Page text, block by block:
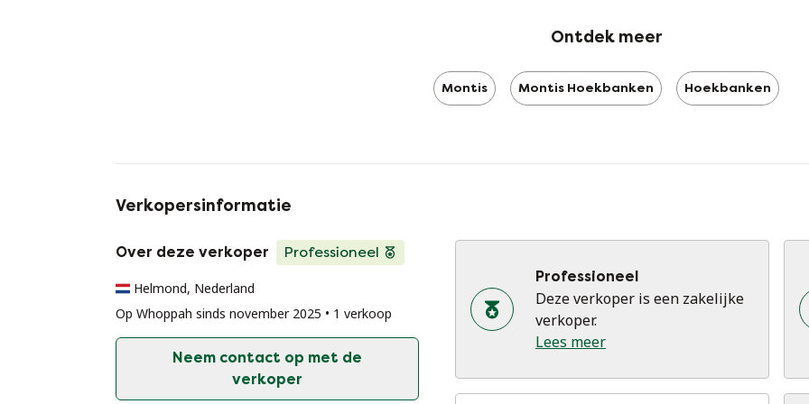
Ontdek meer
Montis Montis Hoekbanken Hoekbanken
Verkopersinformatie
Over deze verkoper Professioneel
Helmond, Nederland
Op Whoppah sinds november 2025 • 1 verkoop
Neem contact op met de
verkoper
Professioneel
Deze verkoper is een zakelijke
verkoper.
Lees meer